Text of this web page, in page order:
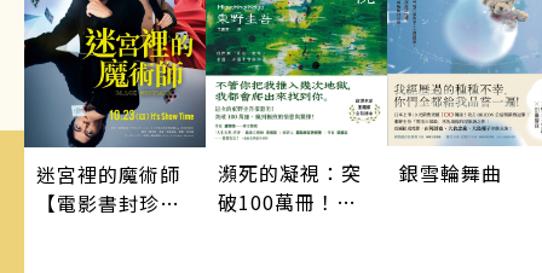
迷宮裡的魔術師
【電影書封珍藏
瀕死的凝視：突
破100萬冊！這
銀雪輪舞曲